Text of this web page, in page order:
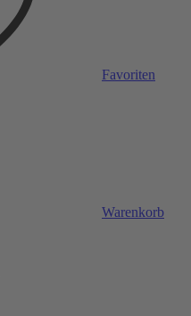
Favoriten
Warenkorb